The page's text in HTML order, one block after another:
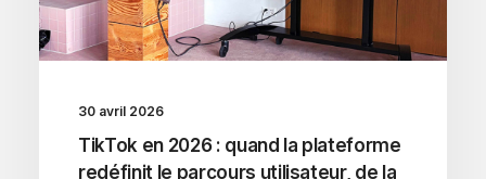
30 avril 2026
TikTok en 2026 : quand la plateforme
redéfinit le parcours utilisateur, de la